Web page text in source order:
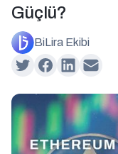
Güçlü?
BiLira Ekibi